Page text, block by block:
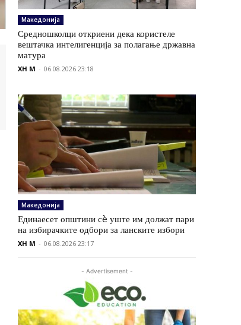
Македонија
Средношколци откриени дека користеле
вештачка интелигенција за полагање државна
матура
XH M - 06.08.2026 23:18
Македонија
Единаесет општини сè уште им должат пари
на избирачките одбори за ланските избори
XH M - 06.08.2026 23:17
- Advertisement -